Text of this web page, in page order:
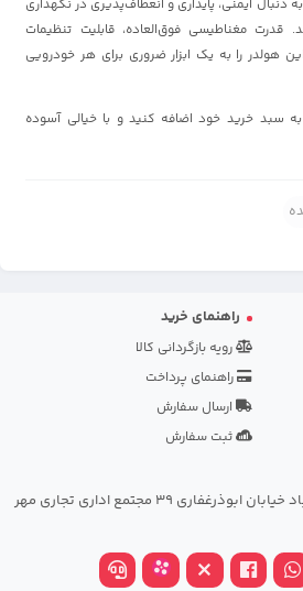
مغناطیسی فوق‌العاده، قابلیت تنظیمات
هولدر را به یک ابزار ضروری برای هر خودرویی
سبد خرید خود اضافه کنید و با خیالی آسوده
راهنمای خرید
رویه بازگردانی کالا
راهنمای پرداخت
ارسال سفارش
ثبت سفارش
نشانی: مشهد بلوار احمدآباد خیابان ابوذرغفاری 39 مجتمع اداری تجاری مهر